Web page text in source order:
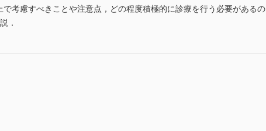
考慮すべきことや注意点，どの程度積極的に診療を行う必要があるの
．